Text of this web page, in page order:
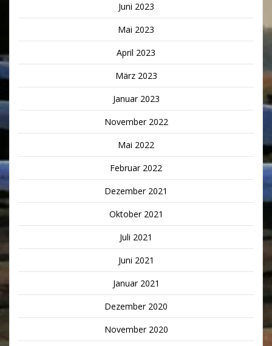
Juni 2023
Mai 2023
April 2023
März 2023
Januar 2023
November 2022
Mai 2022
Februar 2022
Dezember 2021
Oktober 2021
Juli 2021
Juni 2021
Januar 2021
Dezember 2020
November 2020